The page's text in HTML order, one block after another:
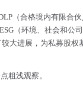
（合格境内有限合
（环境、社会和公
大进展，为私募股权
粗浅观察。